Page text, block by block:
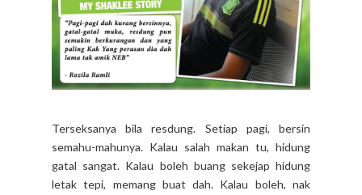
Terseksanya bila resdung. Setiap pagi, bersin
semahu-mahunya. Kalau salah makan tu, hidung
gatal sangat. Kalau boleh buang sekejap hidung
letak tepi, memang buat dah. Kalau boleh, nak